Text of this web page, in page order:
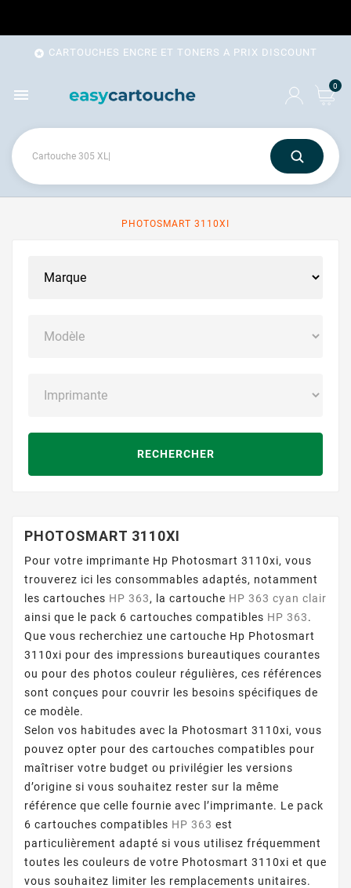
 CARTOUCHES ENCRE ET TONERS A PRIX DISCOUNT
 0
PHOTOSMART 3110XI
RECHERCHER
PHOTOSMART 3110XI
Pour votre imprimante Hp Photosmart 3110xi, vous
trouverez ici les consommables adaptés, notamment
les cartouches HP 363, la cartouche HP 363 cyan clair
ainsi que le pack 6 cartouches compatibles HP 363.
Que vous recherchiez une cartouche Hp Photosmart
3110xi pour des impressions bureautiques courantes
ou pour des photos couleur régulières, ces références
sont conçues pour couvrir les besoins spécifiques de
ce modèle.
Selon vos habitudes avec la Photosmart 3110xi, vous
pouvez opter pour des cartouches compatibles pour
maîtriser votre budget ou privilégier les versions
d’origine si vous souhaitez rester sur la même
référence que celle fournie avec l’imprimante. Le pack
6 cartouches compatibles HP 363 est
particulièrement adapté si vous utilisez fréquemment
toutes les couleurs de votre Photosmart 3110xi et que
vous souhaitez limiter les remplacements unitaires.